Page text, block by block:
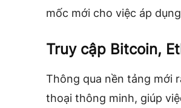
mốc mới cho việc áp
Truy cập Bitcoin,
Thông qua nền tảng mới
thoại thông minh, giúp